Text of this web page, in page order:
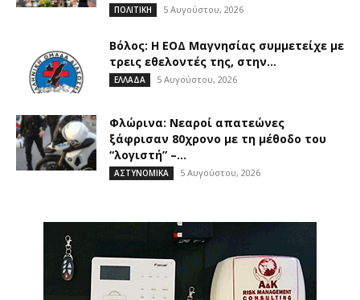
ΠΟΛΙΤΙΚΗ 5 Αυγούστου, 2026
Βόλος: Η ΕΟΔ Μαγνησίας συμμετείχε με
τρεις εθελοντές της, στην...
ΕΛΛΑΔΑ 5 Αυγούστου, 2026
Φλώρινα: Νεαροί απατεώνες
ξάφρισαν 80χρονο με τη μέθοδο του
“λογιστή” –...
ΑΣΤΥΝΟΜΙΚΑ 5 Αυγούστου, 2026